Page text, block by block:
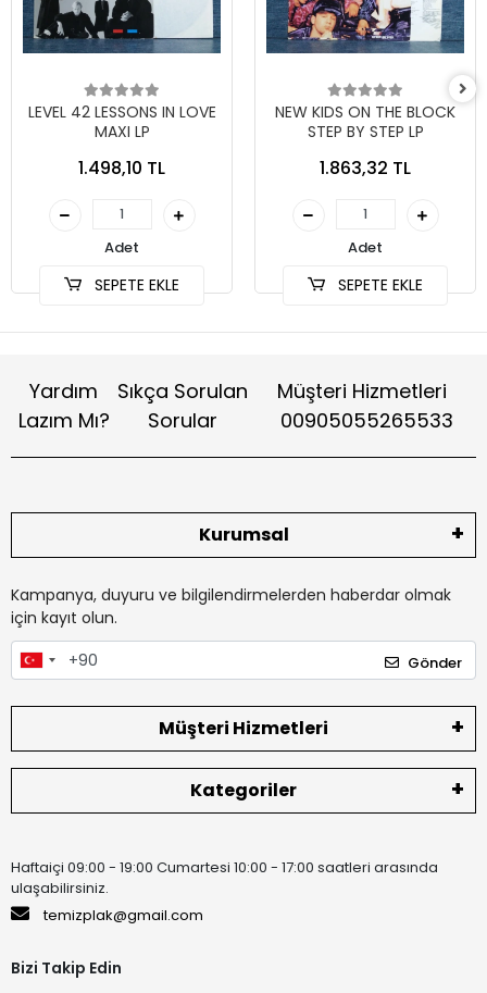
LEVEL 42 LESSONS IN LOVE
MAXI LP
1.498,10 TL
Adet
SEPETE EKLE
NEW KIDS ON THE BLOCK
STEP BY STEP LP
1.863,32 TL
Adet
SEPETE EKLE
Yardım
Lazım Mı?
Sıkça Sorulan
Sorular
Müşteri Hizmetleri
00905055265533
Kurumsal
Kampanya, duyuru ve bilgilendirmelerden haberdar olmak
için kayıt olun.
Gönder
Müşteri Hizmetleri
Kategoriler
Haftaiçi 09:00 - 19:00 Cumartesi 10:00 - 17:00 saatleri arasında
ulaşabilirsiniz.
temizplak@gmail.com
Bizi Takip Edin